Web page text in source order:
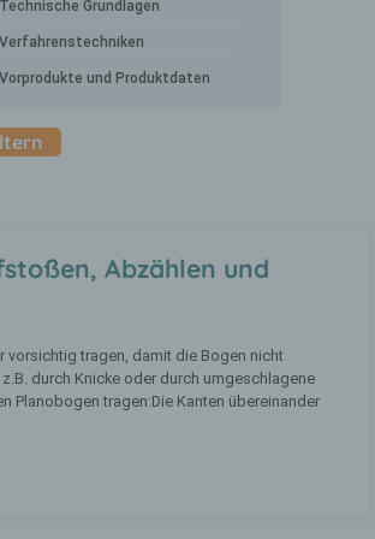
Technische Grundlagen
Verfahrenstechniken
Vorprodukte und Produktdaten
Abzählen und
vorsichtig tragen, damit die Bogen nicht
durch Knicke oder durch umgeschlagene
Planobogen tragen:Die Kanten übereinander
Verordnungsgeber beim
Grundverordnung (DS-
wurden. Unsere
soll sowohl für die
Um dies zu gewährleisten,
die verwendeten
Daten
Daten sind alle
die sich auf eine